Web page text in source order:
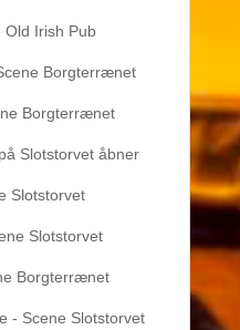
Old Irish Pub
Borgterrænet
Borgterrænet
Slotstorvet åbner
Slotstorvet
Slotstorvet
Borgterrænet
- Scene Slotstorvet